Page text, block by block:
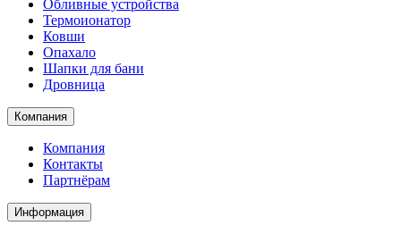
Обливные устройства
Термоионатор
Ковши
Опахало
Шапки для бани
Дровница
Компания
Компания
Контакты
Партнёрам
Информация